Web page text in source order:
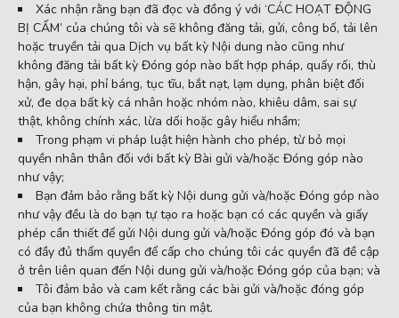
Xác nhận rằng bạn đã đọc và đồng ý với ‘CÁC HOẠT ĐỘNG
BỊ CẤM’ của chúng tôi và sẽ không đăng tải, gửi, công bố, tải lên
hoặc truyền tải qua Dịch vụ bất kỳ Nội dung nào cũng như
không đăng tải bất kỳ Đóng góp nào bất hợp pháp, quấy rối, thù
hận, gây hại, phỉ báng, tục tĩu, bắt nạt, lạm dụng, phân biệt đối
xử, đe dọa bất kỳ cá nhân hoặc nhóm nào, khiêu dâm, sai sự
thật, không chính xác, lừa dối hoặc gây hiểu nhầm;
Trong phạm vi pháp luật hiện hành cho phép, từ bỏ mọi
quyền nhân thân đối với bất kỳ Bài gửi và/hoặc Đóng góp nào
như vậy;
Bạn đảm bảo rằng bất kỳ Nội dung gửi và/hoặc Đóng góp nào
như vậy đều là do bạn tự tạo ra hoặc bạn có các quyền và giấy
phép cần thiết để gửi Nội dung gửi và/hoặc Đóng góp đó và bạn
có đầy đủ thẩm quyền để cấp cho chúng tôi các quyền đã đề cập
ở trên liên quan đến Nội dung gửi và/hoặc Đóng góp của bạn; và
Tôi đảm bảo và cam kết rằng các bài gửi và/hoặc đóng góp
của bạn không chứa thông tin mật.